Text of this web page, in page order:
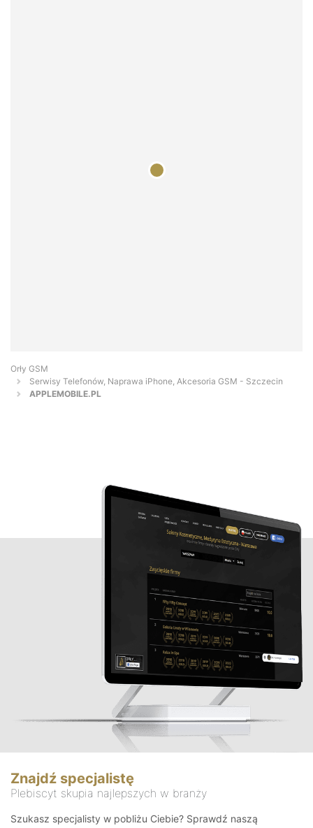
Orły GSM
Serwisy Telefonów, Naprawa iPhone, Akcesoria GSM - Szczecin
APPLEMOBILE.PL
Znajdź specjalistę
Plebiscyt skupia najlepszych w branży
Szukasz specjalisty w pobliżu Ciebie? Sprawdź naszą